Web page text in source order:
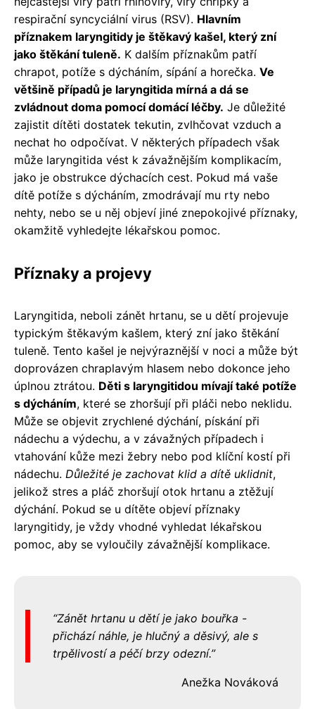
respirační syncyciální virus (RSV). Hlavním
příznakem laryngitidy je štěkavý kašel, který zní
jako štěkání tuleně. K dalším příznakům patří
chrapot, potíže s dýcháním, sípání a horečka. Ve
většině případů je laryngitida mírná a dá se
zvládnout doma pomocí domácí léčby. Je důležité
zajistit dítěti dostatek tekutin, zvlhčovat vzduch a
nechat ho odpočívat. V některých případech však
může laryngitida vést k závažnějším komplikacím,
jako je obstrukce dýchacích cest. Pokud má vaše
dítě potíže s dýcháním, zmodrávají mu rty nebo
nehty, nebo se u něj objeví jiné znepokojivé příznaky,
okamžitě vyhledejte lékařskou pomoc.
Příznaky a projevy
Laryngitida, neboli zánět hrtanu, se u dětí projevuje
typickým štěkavým kašlem, který zní jako štěkání
tuleně. Tento kašel je nejvýraznější v noci a může být
doprovázen chraplavým hlasem nebo dokonce jeho
úplnou ztrátou. Děti s laryngitidou mívají také potíže
s dýcháním, které se zhoršují při pláči nebo neklidu.
Může se objevit zrychlené dýchání, pískání při
nádechu a výdechu, a v závažných případech i
vtahování kůže mezi žebry nebo pod klíční kostí při
nádechu. Důležité je zachovat klid a dítě uklidnit,
jelikož stres a pláč zhoršují otok hrtanu a ztěžují
dýchání. Pokud se u dítěte objeví příznaky
laryngitidy, je vždy vhodné vyhledat lékařskou
pomoc, aby se vyloučily závažnější komplikace.
Zánět hrtanu u dětí je jako bouřka -
přichází náhle, je hlučný a děsivý, ale s
trpělivostí a péčí brzy odezní.
Anežka Nováková